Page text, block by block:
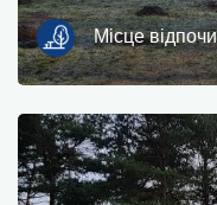
Місце
зони для
культури та
Місце для
Військові